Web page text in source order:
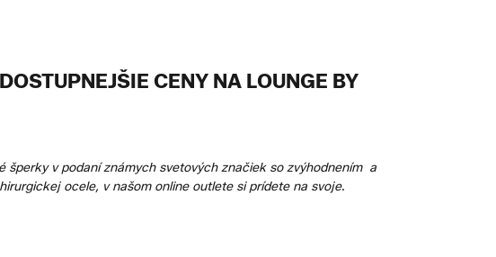
CENY NA LOUNGE BY
v podaní známych svetových značiek so zvýhodnením a
ocele, v našom online outlete si prídete na svoje.